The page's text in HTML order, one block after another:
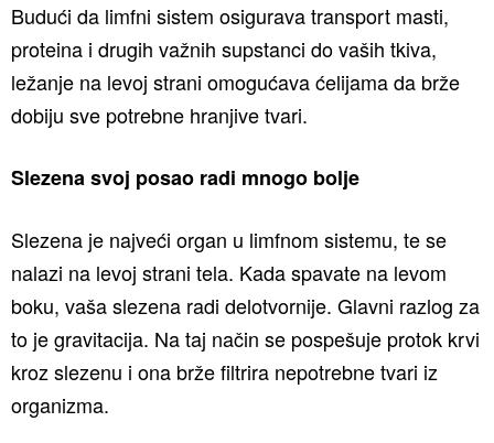
Budući da limfni sistem osigurava transport masti,
proteina i drugih važnih supstanci do vaših tkiva,
ležanje na levoj strani omogućava ćelijama da brže
dobiju sve potrebne hranjive tvari.
Slezena svoj posao radi mnogo bolje
Slezena je najveći organ u limfnom sistemu, te se
nalazi na levoj strani tela. Kada spavate na levom
boku, vaša slezena radi delotvornije. Glavni razlog za
to je gravitacija. Na taj način se pospešuje protok krvi
kroz slezenu i ona brže filtrira nepotrebne tvari iz
organizma.